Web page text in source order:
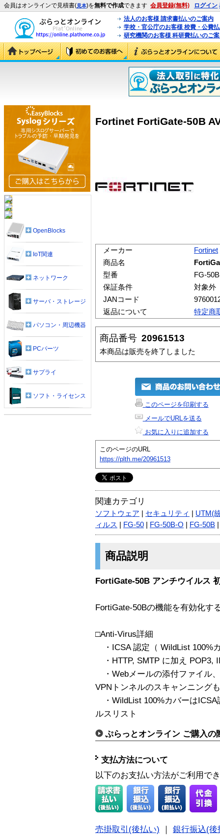
会員はオンラインで見積書(見本)を無料で作成できます 会員登録(無料) ログイン
法人のお客様 請求書払いのご案内
学校・官公庁のお客様 校費・公費
研究機関のお客様 科研費払いのご
Fortinet FortiGate-50B
メーカー
Fortinet
商品名
型番
FG-
保証条件
対象外
JANコード
返品について
特定商
商品番号 20961513
本商品は販売を終了しました
このページを印刷する
メールでURLを送る
お気に入りに追加する
このページのURL
https://plth.me/20961513
関連カテゴリ
ソフトウェア セキュリティ
UTM(
ィルス
FG-50 FG-50B-O FG-50B
商品説明
FortiGate-50B アンチウイルス
FortiGate-50Bの機能を有効化す
□Anti-Virus詳細
・ICSA 認定（ WildList 100%
・HTTP, SMTP に加え POP3,
・Webメールの添付ファイル
VPNトンネルのスキャンニング
・WildList 100%カバーはICSA
ルスリスト
ぷらっとオンライン ご購入の
支払方法について
以下のお支払い方法がご利用で
売掛取引(後払い)
銀行振込(後
OpenBlocks
IoT関連
ネットワーク
サーバ・ストレージ
パソコン・周辺機器
PCパーツ
サプライ
ソフト・ライセンス